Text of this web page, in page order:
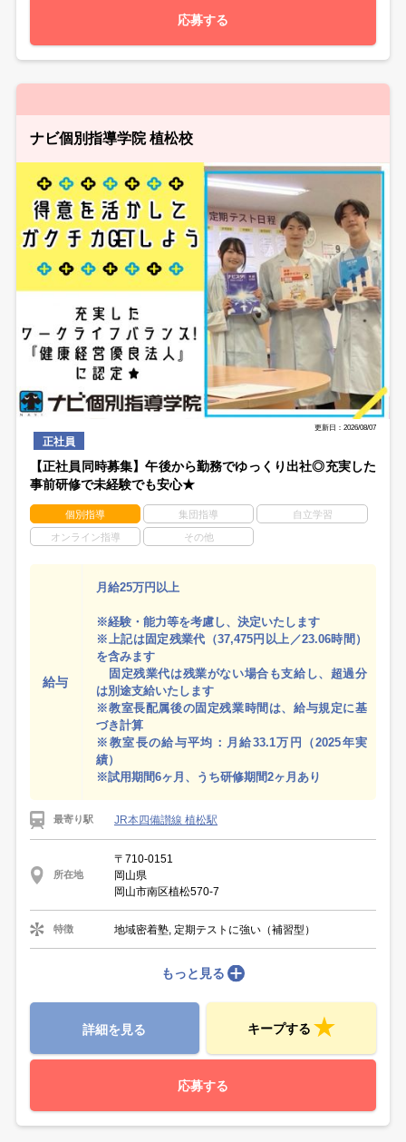
応募する
ナビ個別指導学院 植松校
更新日：2026/08/07
正社員
【正社員同時募集】午後から勤務でゆっくり出社◎充実した
事前研修で未経験でも安心★
個別指導 集団指導 自立学習
オンライン指導 その他
給与
月給25万円以上
※経験・能力等を考慮し、決定いたします
※上記は固定残業代（37,475円以上／23.06時間）
を含みます
固定残業代は残業がない場合も支給し、超過分
は別途支給いたします
※教室長配属後の固定残業時間は、給与規定に基
づき計算
※教室長の給与平均：月給33.1万円（2025年実
績）
※試用期間6ヶ月、うち研修期間2ヶ月あり
最寄り駅 JR本四備讃線 植松駅
所在地
〒710-0151
岡山県
岡山市南区植松570-7
特徴 地域密着塾, 定期テストに強い（補習型）
もっと見る
詳細を見る キープする
応募する